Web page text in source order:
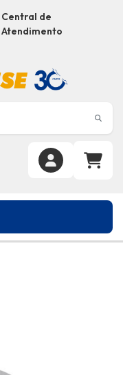
Central de
Atendimento